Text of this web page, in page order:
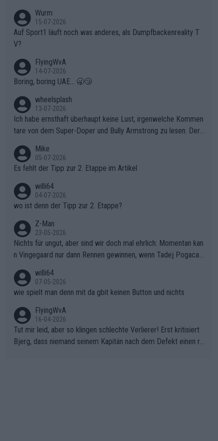
Wurm
15-07-2026
Auf Sport1 läuft noch was anderes, als Dumpfbackenreality T
V?
FlyingWvA
14-07-2026
Boring, boring UAE... 🥱😴
wheelsplash
13-07-2026
Ich habe ernsthaft überhaupt keine Lust, irgenwelche Kommen
tare von dem Super-Doper und Bully Armstrong zu lesen. Der
r die gehört nicht in dieses Medium!
Mike
05-07-2026
Es fehlt der Tipp zur 2. Etappe im Artikel
willi64
04-07-2026
wo ist denn der Tipp zur 2. Etappe?
Z-Man
23-05-2026
Nichts für ungut, aber sind wir doch mal ehrlich: Momentan kan
n Vingegaard nur dann Rennen gewinnen, wenn Tadej Pogacar
willi64
07-05-2026
wie spielt man denn mit da gbit keinen Button und nichts
FlyingWvA
16-04-2026
Tut mir leid, aber so klingen schlechte Verlierer! Erst kritisiert
Bjerg, dass niemand seinem Kapitän nach dem Defekt einen ro